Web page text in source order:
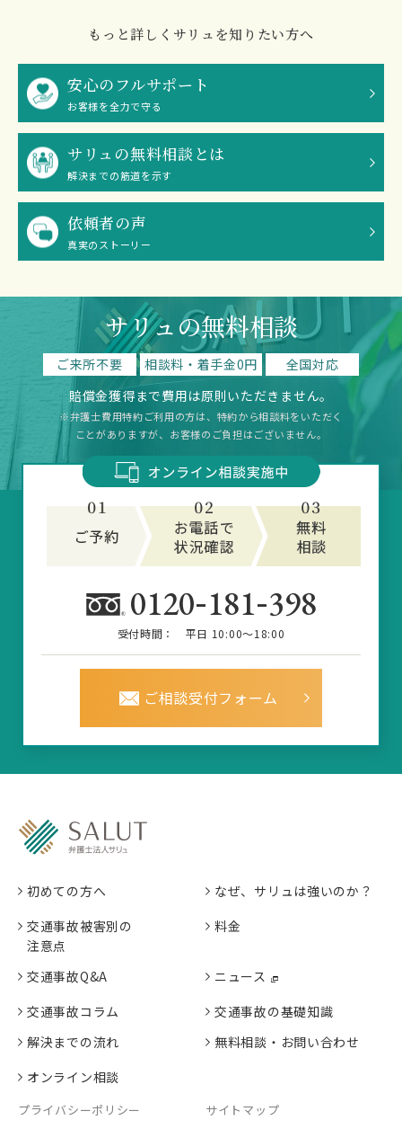
もっと詳しくサリュを知りたい方へ
安心のフルサポート
お客様を全力で守る
サリュの無料相談とは
解決までの筋道を示す
依頼者の声
真実のストーリー
サリュの無料相談
ご来所不要 相談料・着手金0円
全国対応
賠償金獲得まで費用は原則いただきません。
※弁護士費用特約ご利用の方は、特約から相談料をいただく
ことがありますが、お客様のご負担はございません。
0120-181-398
受付時間： 平日 10:00～18:00
ご相談受付フォーム
初めての方へ
なぜ、サリュは強いのか？
交通事故被害別の
注意点
料金
交通事故Q&A
ニュース
交通事故コラム
交通事故の基礎知識
解決までの流れ
無料相談・お問い合わせ
オンライン相談
プライバシーポリシー サイトマップ